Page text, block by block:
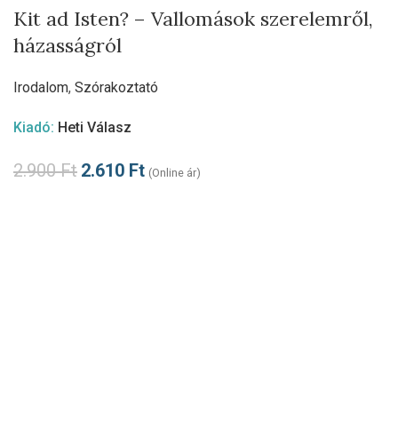
Kit ad Isten? – Vallomások szerelemről,
házasságról
Irodalom, Szórakoztató
Kiadó: Heti Válasz
2.900Ft 2.610 Ft (Online ár)